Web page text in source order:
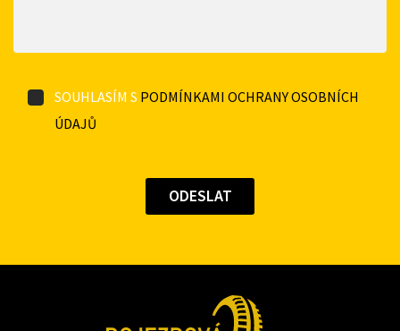
SOUHLASÍM S PODMÍNKAMI OCHRANY OSOBNÍCH
ÚDAJŮ